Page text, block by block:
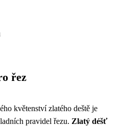
řez
květenství zlatého deště je
pravidel řezu. Zlatý déšť